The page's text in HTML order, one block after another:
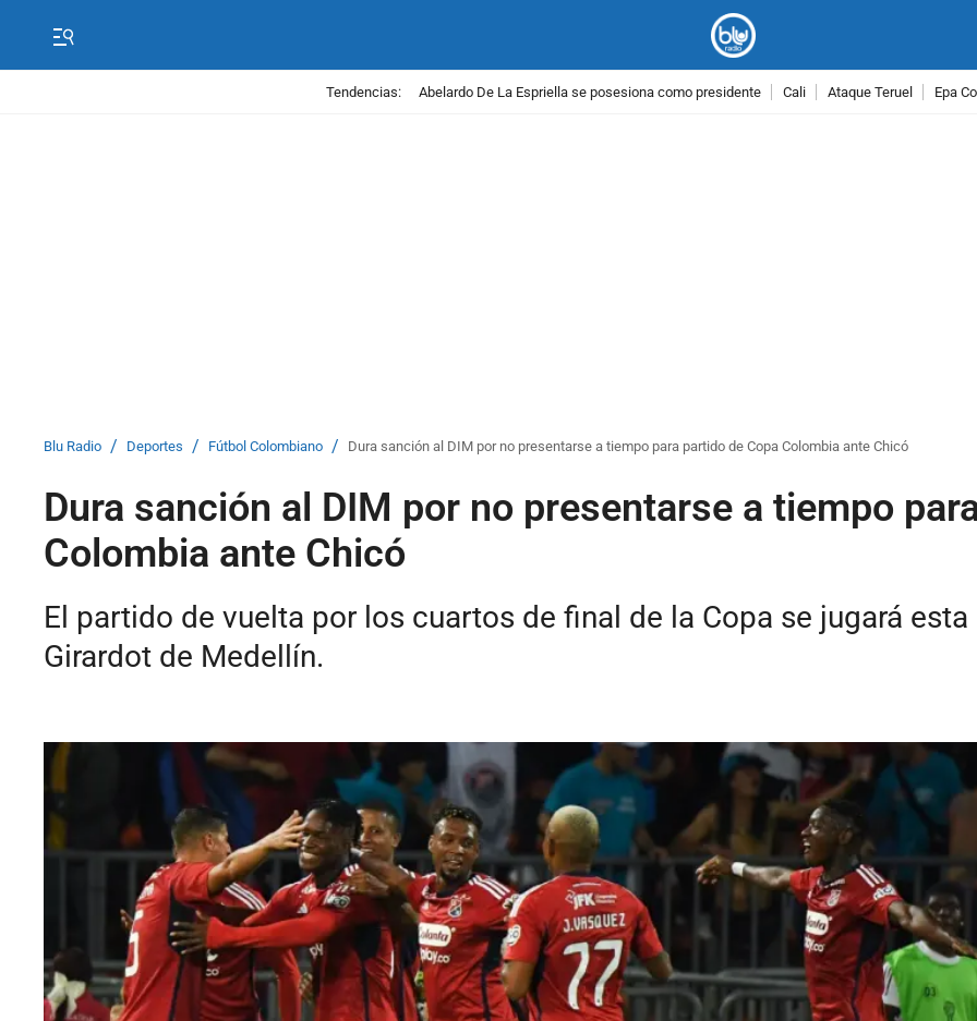
Tendencias: Abelardo De La Espriella se posesiona como presidente Cali Ataque Teruel Epa
Blu Radio / Deportes / Fútbol Colombiano / Dura sanción al DIM por no presentarse a tiempo para partido de Copa Colombia ante Chicó
Dura sanción al DIM por no presentarse a tiempo
Colombia ante Chicó
El partido de vuelta por los cuartos de final de la Copa se jugará
Girardot de Medellín.